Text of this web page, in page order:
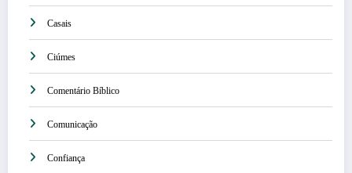
Casais
Ciúmes
Comentário Bíblico
Comunicação
Confiança